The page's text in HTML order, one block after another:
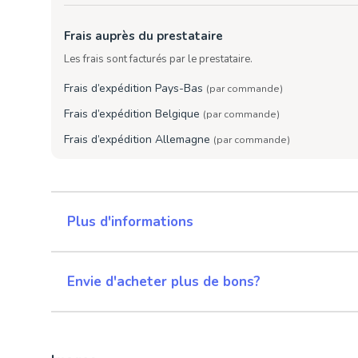
Frais auprès du prestataire
Les frais sont facturés par le prestataire.
Frais d’expédition Pays-Bas (par commande)
Frais d’expédition Belgique (par commande)
Frais d’expédition Allemagne (par commande)
Plus d'informations
Envie d'acheter plus de bons?